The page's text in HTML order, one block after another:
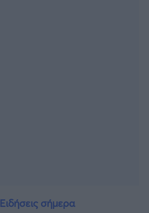
Ειδήσεις σήμερα